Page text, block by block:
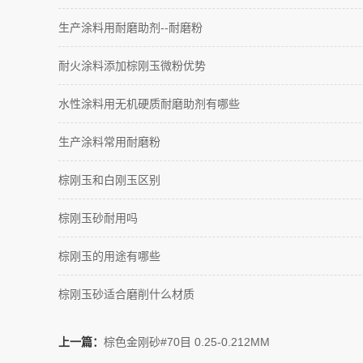
生产涂料用耐磨助剂--耐磨粉
耐火涂料添加棕刚玉微粉优势
水性涂料用无机硬质耐磨助剂有哪些
生产涂料常用耐磨粉
棕刚玉和白刚玉区别
棕刚玉砂耐用吗
棕刚玉的用途有哪些
棕刚玉砂适合磨削什么材质
上一篇： 棕色金刚砂#70目 0.25-0.212MM